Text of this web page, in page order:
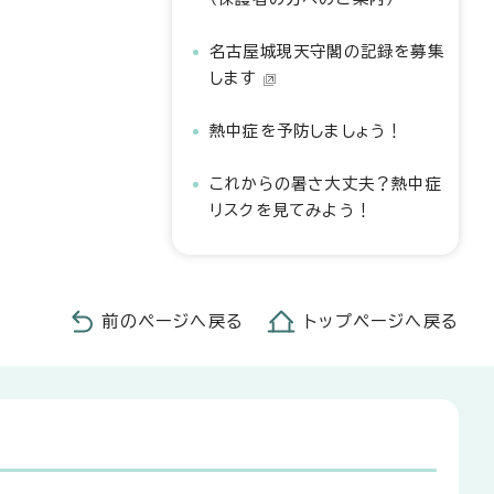
名古屋城現天守閣の記録を募集
します
熱中症を予防しましょう！
これからの暑さ大丈夫？熱中症
リスクを見てみよう！
前のページへ戻る トップページへ戻る